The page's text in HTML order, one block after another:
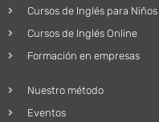
Cursos de Inglés para Niños
Cursos de Inglés Online
Formación en empresas
Nuestro método
Eventos